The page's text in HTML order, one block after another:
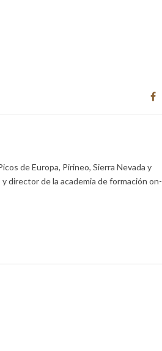
de Europa, Pirineo, Sierra Nevada y
director de la academia de formación on-